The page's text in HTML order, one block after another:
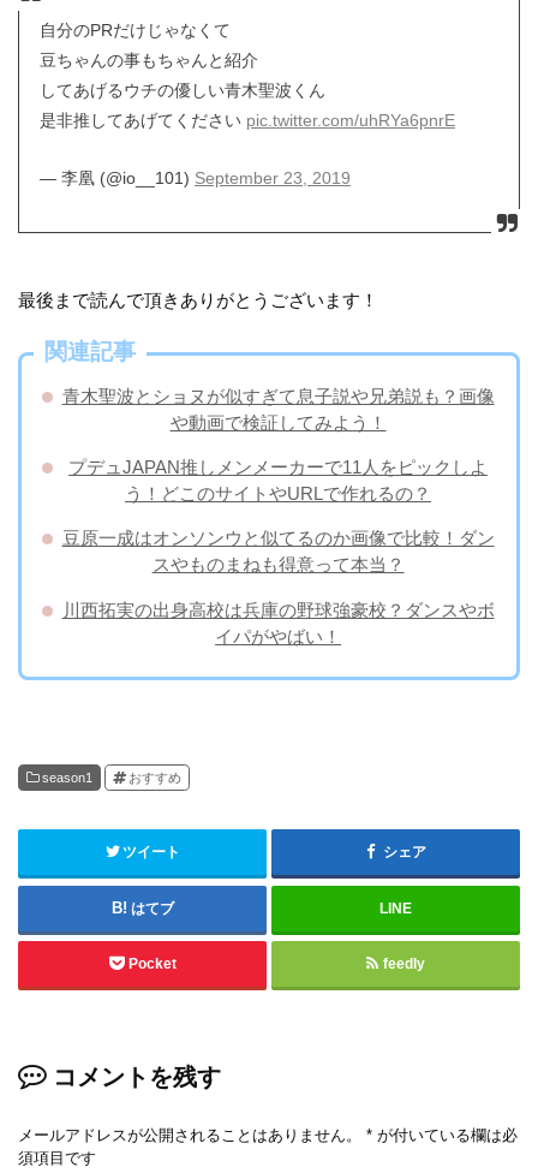
自分のPRだけじゃなくて
豆ちゃんの事もちゃんと紹介
してあげるウチの優しい青木聖波くん
是非推してあげてください pic.twitter.com/uhRYa6pnrE
— 李凰 (@io__101) September 23, 2019
最後まで読んで頂きありがとうございます！
関連記事
青木聖波とショヌが似すぎて息子説や兄弟説も？画像
や動画で検証してみよう！
プデュJAPAN推しメンメーカーで11人をピックしよ
う！どこのサイトやURLで作れるの？
豆原一成はオンソンウと似てるのか画像で比較！ダン
スやものまねも得意って本当？
川西拓実の出身高校は兵庫の野球強豪校？ダンスやボ
イパがやばい！
season1 おすすめ
ツイート シェア
はてブ LINE
Pocket feedly
コメントを残す
メールアドレスが公開されることはありません。 * が付いている欄は必
須項目です